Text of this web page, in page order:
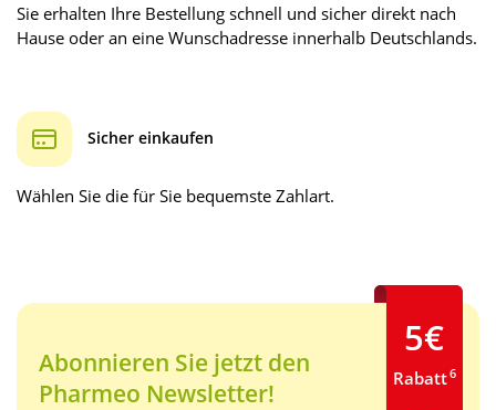
Sie erhalten Ihre Bestellung schnell und sicher direkt nach
Hause oder an eine Wunschadresse innerhalb Deutschlands.
Sicher einkaufen
Wählen Sie die für Sie bequemste Zahlart.
Abonnieren Sie jetzt den
Pharmeo Newsletter!
5€
Rabatt6